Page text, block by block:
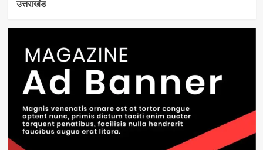
उत्तराखंड